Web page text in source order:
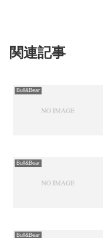
関連記事
Bull&Bear
Bull&Bear
Bull&Bear